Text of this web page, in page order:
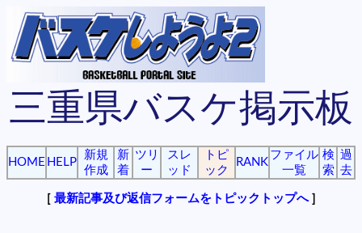
三重県バスケ掲示板
HOME HELP
新規
作成
新
着
ツリ
ー
スレ
ッド
トピ
ック
RANK
ファイル
一覧
検
索
過
去
[ 最新記事及び返信フォームをトピックトップへ]